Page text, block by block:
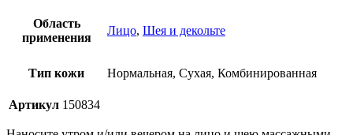
Область
применения
Лицо, Шея и декольте
Тип кожи Нормальная, Сухая, Комбинированная
Артикул 150834